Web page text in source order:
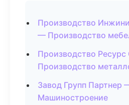
Производство
— Производство
Производство
Производство
Завод Групп Партнер
Машиностроение